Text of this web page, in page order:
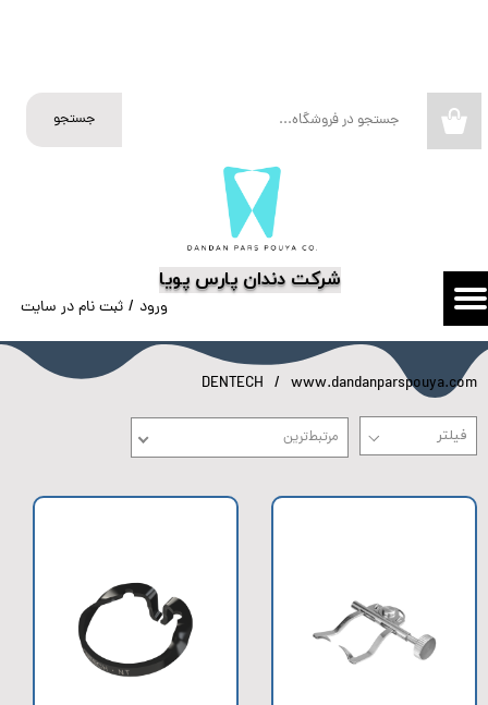
​شرکت دندان پارس پویا
جستجو
ورود / ثبت نام در سایت
تغییر گذر واژه
سفارشات
www.dandanparspouya.com
DENTECH
مرتبط‌ترین